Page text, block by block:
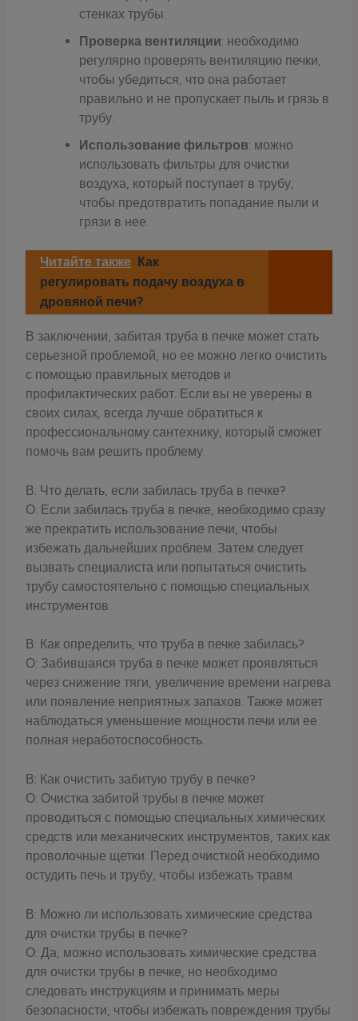
стенках трубы.
Проверка вентиляции: необходимо
регулярно проверять вентиляцию печки,
чтобы убедиться, что она работает
правильно и не пропускает пыль и грязь в
трубу.
Использование фильтров: можно
использовать фильтры для очистки
воздуха, который поступает в трубу,
чтобы предотвратить попадание пыли и
грязи в нее.
Читайте также Как
регулировать подачу воздуха в
дровяной печи?
В заключении, забитая труба в печке может стать
серьезной проблемой, но ее можно легко очистить
с помощью правильных методов и
профилактических работ. Если вы не уверены в
своих силах, всегда лучше обратиться к
профессиональному сантехнику, который сможет
помочь вам решить проблему.
В: Что делать, если забилась труба в печке?
О: Если забилась труба в печке, необходимо сразу
же прекратить использование печи, чтобы
избежать дальнейших проблем. Затем следует
вызвать специалиста или попытаться очистить
трубу самостоятельно с помощью специальных
инструментов.
В: Как определить, что труба в печке забилась?
О: Забившаяся труба в печке может проявляться
через снижение тяги, увеличение времени нагрева
или появление неприятных запахов. Также может
наблюдаться уменьшение мощности печи или ее
полная неработоспособность.
В: Как очистить забитую трубу в печке?
О: Очистка забитой трубы в печке может
проводиться с помощью специальных химических
средств или механических инструментов, таких как
проволочные щетки. Перед очисткой необходимо
остудить печь и трубу, чтобы избежать травм.
В: Можно ли использовать химические средства
для очистки трубы в печке?
О: Да, можно использовать химические средства
для очистки трубы в печке, но необходимо
следовать инструкциям и принимать меры
безопасности, чтобы избежать повреждения трубы